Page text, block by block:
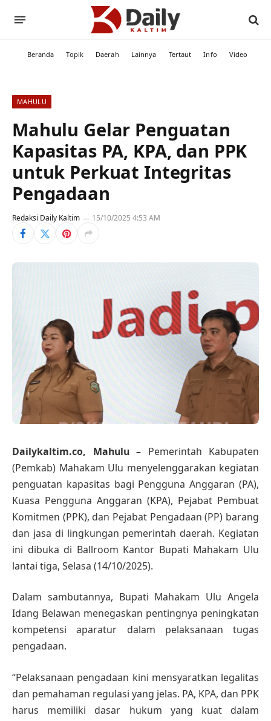
Beranda Topik Daerah Lainnya Tertaut Info Video
MAHULU
Mahulu Gelar Penguatan
Kapasitas PA, KPA, dan PPK
untuk Perkuat Integritas
Pengadaan
Redaksi Daily Kaltim 15/10/2025 4:53 AM
Dailykaltim.co, Mahulu – Pemerintah Kabupaten
(Pemkab) Mahakam Ulu menyelenggarakan kegiatan
penguatan kapasitas bagi Pengguna Anggaran (PA),
Kuasa Pengguna Anggaran (KPA), Pejabat Pembuat
Komitmen (PPK), dan Pejabat Pengadaan (PP) barang
dan jasa di lingkungan pemerintah daerah. Kegiatan
ini dibuka di Ballroom Kantor Bupati Mahakam Ulu
lantai tiga, Selasa (14/10/2025).
Dalam sambutannya, Bupati Mahakam Ulu Angela
Idang Belawan menegaskan pentingnya peningkatan
kompetensi aparatur dalam pelaksanaan tugas
pengadaan.
“Pelaksanaan pengadaan kini mensyaratkan legalitas
dan pemahaman regulasi yang jelas. PA, KPA, dan PPK
harus memiliki dasar hukum yang kuat dalam